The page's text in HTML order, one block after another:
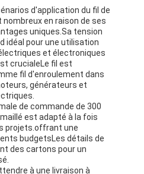
température
d'application du fil de
en raison de ses
uniques.Sa tension
idéal pour une utilisation
et électroniques
crucialeLe fil est
fil d'enroulement dans
générateurs et
de commande de 300
est adapté à la fois
projets.offrant une
budgetsLes détails de
des cartons pour un
à une livraison à